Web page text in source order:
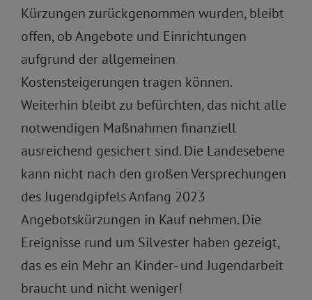
Kürzungen zurückgenommen wurden, bleibt
offen, ob Angebote und Einrichtungen
aufgrund der allgemeinen
Kostensteigerungen tragen können.
Weiterhin bleibt zu befürchten, das nicht alle
notwendigen Maßnahmen finanziell
ausreichend gesichert sind. Die Landesebene
kann nicht nach den großen Versprechungen
des Jugendgipfels Anfang 2023
Angebotskürzungen in Kauf nehmen. Die
Ereignisse rund um Silvester haben gezeigt,
das es ein Mehr an Kinder- und Jugendarbeit
braucht und nicht weniger!